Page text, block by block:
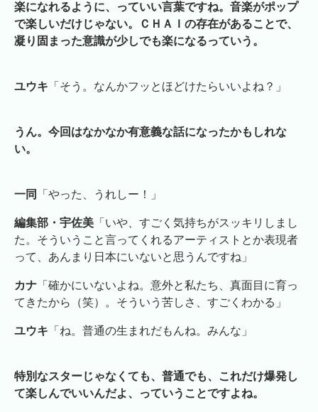
楽になれるように、っていい言葉ですね。音楽がポップ
で楽しいだけじゃない。ＣＨＡＩの存在があることで、
凝り固まった意識が少しでも楽になるっていう。
ユウキ 「そう。なんかフッとほどけたらいいよね？」
うん。今回はなかなか有意義な話になったかもしれな
い。
一同 「やった、うれしー！」
編集部・宇佐美 「いや、すごく気持ちがスッキリしまし
た。そういうこと言ってくれるアーティストとか表現者
って、あんまり日本にいないと思うんですね」
カナ 「確かにいないよね。意外と私たち、真面目に育っ
てきたから（笑）。そういう苦しさ、すごくわかる」
ユウキ 「ね。普通の生まれだもんね。みんな」
特別なスターじゃなくても、普通でも、これだけ爆発し
て楽しんでいいんだよ、っていうことですよね。